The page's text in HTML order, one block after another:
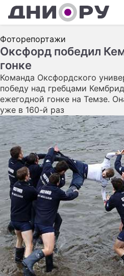
Фоторепортажи
Оксфорд победил
гонке
Команда Оксфордского
победу над гребцами
ежегодной гонке на Темзе.
уже в 160-й раз